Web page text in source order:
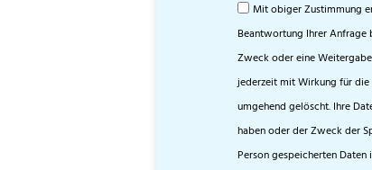
Mit obiger Zustimmung
Beantwortung Ihrer Anfrage
Zweck oder eine
jederzeit mit Wirkung für
umgehend gelöscht. Ihre
haben oder der Zweck der
Person gespeicherten